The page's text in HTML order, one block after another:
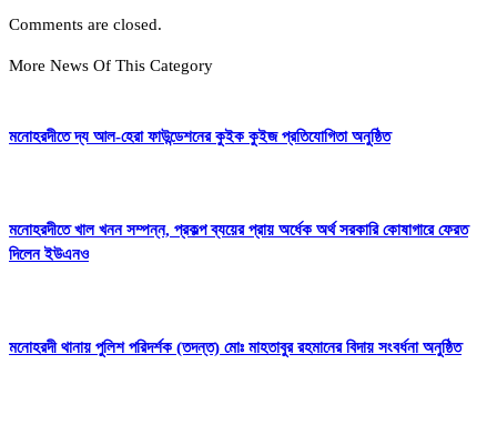
Comments are closed.
More News Of This Category
মনোহরদীতে দ্য আল-হেরা ফাউন্ডেশনের কুইক কুইজ প্রতিযোগিতা অনুষ্ঠিত
মনোহরদীতে খাল খনন সম্পন্ন, প্রকল্প ব্যয়ের প্রায় অর্ধেক অর্থ সরকারি কোষাগারে ফেরত
দিলেন ইউএনও
মনোহরদী থানায় পুলিশ পরিদর্শক (তদন্ত) মোঃ মাহতাবুর রহমানের বিদায় সংবর্ধনা অনুষ্ঠিত